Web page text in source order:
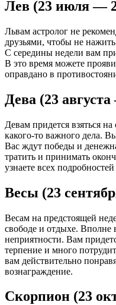
Лев (23 июля —
Львам астролог не
друзьями, чтобы не
С середины недели вам
В это время можете
оправдано в
Дева (23
Девам придется взяться
какого-то важного дела.
Вас ждут победы и
тратить и принимать
узнаете всех
Весы (23
Весам на предстоящей
свободе и отдыхе. Вполне
неприятности. Вам
терпение и много
вам действительно
вознаграждение.
Скорпион (23